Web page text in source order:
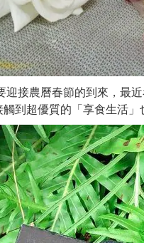
接農曆春節的到來，最
到超優質的「享食生活